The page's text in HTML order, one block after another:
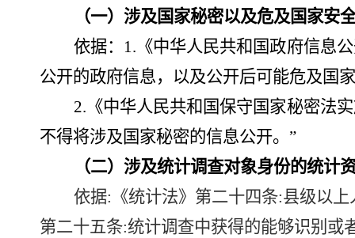
（一）涉及国家秘密以及危及国家安
依据： 1. 《中华人民共和国政府信息
公开的政府信息，以及公开后可能危及国
2. 《中华人民共和国保守国家秘密法
不得将涉及国家秘密的信息公开。”
（二）涉及统计调查对象身份的统计
依据:《统计法》第二十四条:县级以
第二十五条:统计调查中获得的能够识别或